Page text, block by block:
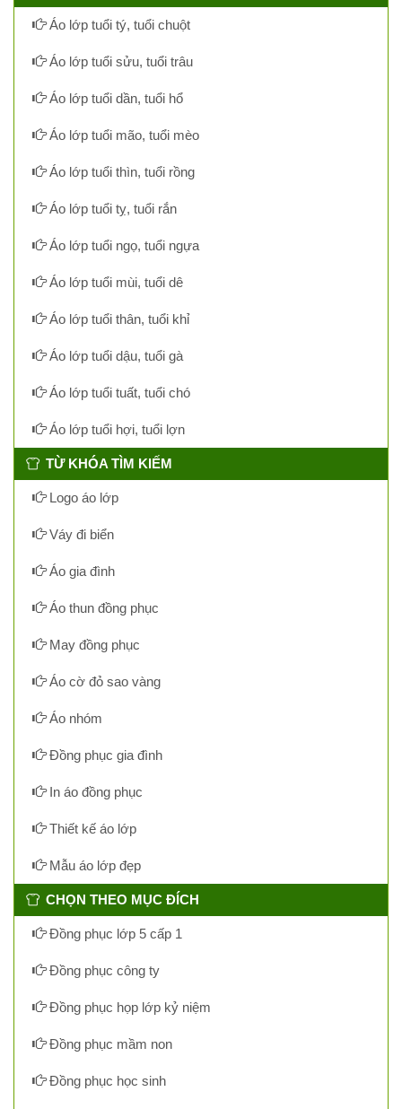
Áo lớp tuổi tý, tuổi chuột
Áo lớp tuổi sửu, tuổi trâu
Áo lớp tuổi dần, tuổi hổ
Áo lớp tuổi mão, tuổi mèo
Áo lớp tuổi thìn, tuổi rồng
Áo lớp tuổi tỵ, tuổi rắn
Áo lớp tuổi ngọ, tuổi ngựa
Áo lớp tuổi mùi, tuổi dê
Áo lớp tuổi thân, tuổi khỉ
Áo lớp tuổi dậu, tuổi gà
Áo lớp tuổi tuất, tuổi chó
Áo lớp tuổi hợi, tuổi lợn
TỪ KHÓA TÌM KIẾM
Logo áo lớp
Váy đi biển
Áo gia đình
Áo thun đồng phục
May đồng phục
Áo cờ đỏ sao vàng
Áo nhóm
Đồng phục gia đình
In áo đồng phục
Thiết kế áo lớp
Mẫu áo lớp đẹp
CHỌN THEO MỤC ĐÍCH
Đồng phục lớp 5 cấp 1
Đồng phục công ty
Đồng phục họp lớp kỷ niệm
Đồng phục mầm non
Đồng phục học sinh